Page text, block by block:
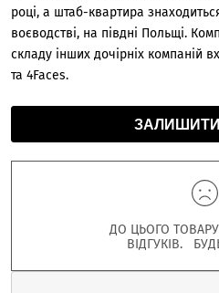
році, а штаб-квартира
воєводстві, на півдні Польщі.
складу інших дочірніх компаній
та 4Faces.
ЗАЛИШИТИ
ДО ЦЬОГО
ВІДГУКІВ.